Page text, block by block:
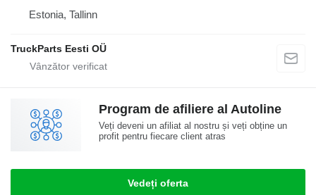
Estonia, Tallinn
TruckParts Eesti OÜ
Program de afiliere al Autoline
Veți deveni un afiliat al nostru și veți obține un
profit pentru fiecare client atras
Vedeți oferta